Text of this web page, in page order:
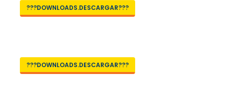
???DOWNLOADS.DESCARGAR???
???DOWNLOADS.DESCARGAR???